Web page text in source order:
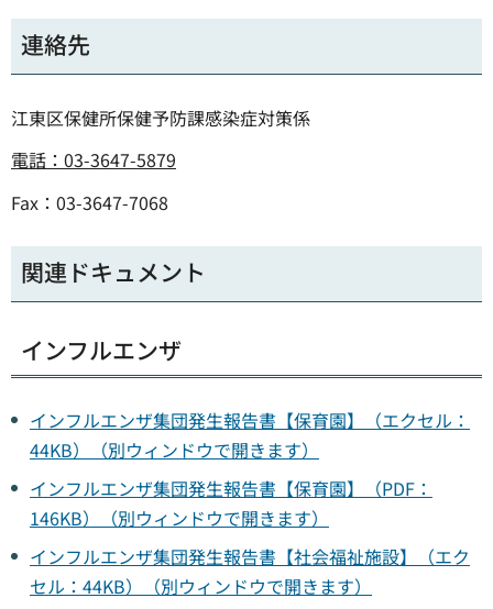
連絡先
江東区保健所保健予防課感染症対策係
電話：03-3647-5879
Fax：03-3647-7068
関連ドキュメント
インフルエンザ
インフルエンザ集団発生報告書【保育園】（エクセル：
44KB）（別ウィンドウで開きます）
インフルエンザ集団発生報告書【保育園】（PDF：
146KB）（別ウィンドウで開きます）
インフルエンザ集団発生報告書【社会福祉施設】（エク
セル：44KB）（別ウィンドウで開きます）